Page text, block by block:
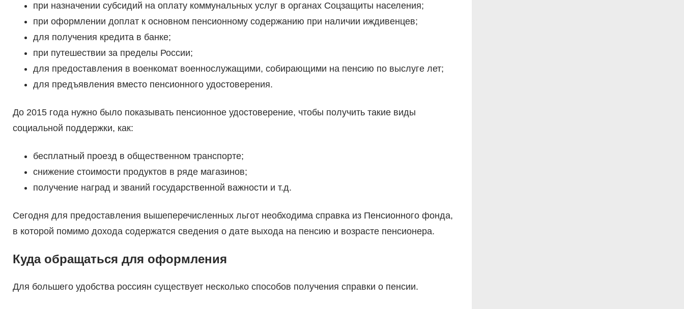
при назначении субсидий на оплату коммунальных услуг в органах Соцзащиты населения;
при оформлении доплат к основном пенсионному содержанию при наличии иждивенцев;
для получения кредита в банке;
при путешествии за пределы России;
для предоставления в военкомат военнослужащими, собирающими на пенсию по выслуге лет;
для предъявления вместо пенсионного удостоверения.
До 2015 года нужно было показывать пенсионное удостоверение, чтобы получить такие виды
социальной поддержки, как:
бесплатный проезд в общественном транспорте;
снижение стоимости продуктов в ряде магазинов;
получение наград и званий государственной важности и т.д.
Сегодня для предоставления вышеперечисленных льгот необходима справка из Пенсионного фонда,
в которой помимо дохода содержатся сведения о дате выхода на пенсию и возрасте пенсионера.
Куда обращаться для оформления
Для большего удобства россиян существует несколько способов получения справки о пенсии.